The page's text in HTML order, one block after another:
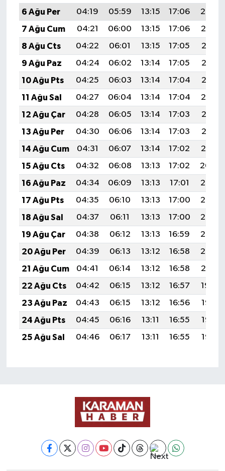
6 Ağu Per
04:19 05:59 13:15 17:06
20:20
7 Ağu Cum
04:21 06:00 13:15 17:06
20:19
8 Ağu Cts
04:22 06:01 13:15 17:05
20:18
9 Ağu Paz
04:24 06:02 13:14 17:05
20:17
10 Ağu Pts
04:25 06:03 13:14 17:04
20:16
11 Ağu Sal
04:27 06:04 13:14 17:04
20:14
12 Ağu Çar
04:28 06:05 13:14 17:03
20:13
13 Ağu Per
04:30 06:06 13:14 17:03
20:12
14 Ağu Cum
04:31 06:07 13:14 17:02
20:10
15 Ağu Cts
04:32 06:08 13:13 17:02
20:09
16 Ağu Paz
04:34 06:09 13:13 17:01
20:08
17 Ağu Pts
04:35 06:10 13:13 17:00
20:06
18 Ağu Sal
04:37 06:11 13:13 17:00
20:05
19 Ağu Çar
04:38 06:12 13:13 16:59
20:03
20 Ağu Per
04:39 06:13 13:12 16:58
20:02
21 Ağu Cum
04:41 06:14 13:12 16:58
20:01
22 Ağu Cts
04:42 06:15 13:12 16:57
19:59
23 Ağu Paz
04:43 06:15 13:12 16:56
19:58
24 Ağu Pts
04:45 06:16 13:11 16:55
19:56
25 Ağu Sal
04:46 06:17 13:11 16:55 19:55